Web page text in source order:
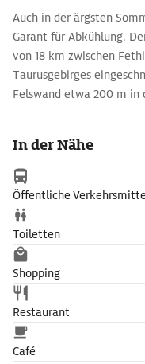
Auch in der ärgsten
Garant für Abkühlung.
von 18 km zwischen
Taurusgebirges
Felswand etwa 200 m in
sollte feste Aquaschuhe
den oft glitschigen
In der Nähe
Öffentliche
Toiletten
Shopping
Restaurant
Café